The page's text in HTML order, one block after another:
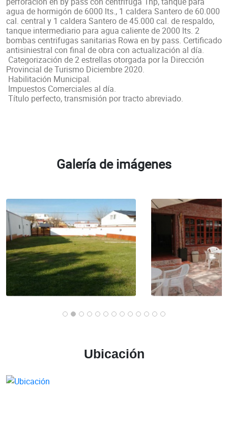
agua de hormigón de 6000 lts., 1 caldera Santero de 60.000
cal. central y 1 caldera Santero de 45.000 cal. de respaldo,
tanque intermediario para agua caliente de 2000 lts. 2
bombas centrifugas sanitarias Rowa en by pass. Certificado
antisiniestral con final de obra con actualización al día.
Categorización de 2 estrellas otorgada por la Dirección
Provincial de Turismo Diciembre 2020.
Habilitación Municipal.
Impuestos Comerciales al día.
Título perfecto, transmisión por tracto abreviado.
Galería de imágenes
Ubicación